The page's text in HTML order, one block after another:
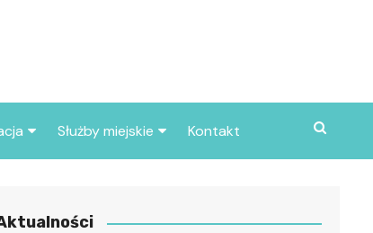
Służby miejskie
Policja
Kontakt